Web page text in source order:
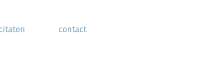
contact